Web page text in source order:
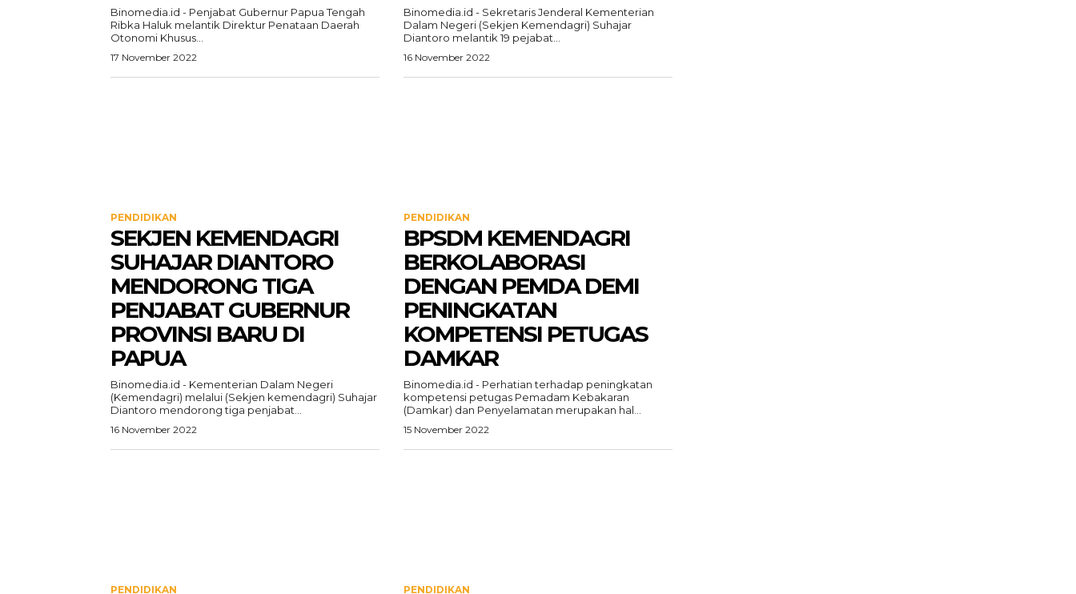
Binomedia.id - Penjabat Gubernur Papua Tengah
Ribka Haluk melantik Direktur Penataan Daerah
Otonomi Khusus...
17 November 2022
Binomedia.id - Sekretaris Jenderal Kementerian
Dalam Negeri (Sekjen Kemendagri) Suhajar
Diantoro melantik 19 pejabat...
16 November 2022
PENDIDIKAN
SEKJEN KEMENDAGRI
SUHAJAR DIANTORO
MENDORONG TIGA
PENJABAT GUBERNUR
PROVINSI BARU DI
PAPUA
Binomedia.id - Kementerian Dalam Negeri
(Kemendagri) melalui (Sekjen kemendagri) Suhajar
Diantoro mendorong tiga penjabat...
16 November 2022
PENDIDIKAN
BPSDM KEMENDAGRI
BERKOLABORASI
DENGAN PEMDA DEMI
PENINGKATAN
KOMPETENSI PETUGAS
DAMKAR
Binomedia.id - Perhatian terhadap peningkatan
kompetensi petugas Pemadam Kebakaran
(Damkar) dan Penyelamatan merupakan hal...
15 November 2022
PENDIDIKAN PENDIDIKAN